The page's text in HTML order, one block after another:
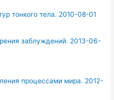
тонкого тела. 2010-08-01
заблуждений. 2013-06-
процессами мира. 2012-